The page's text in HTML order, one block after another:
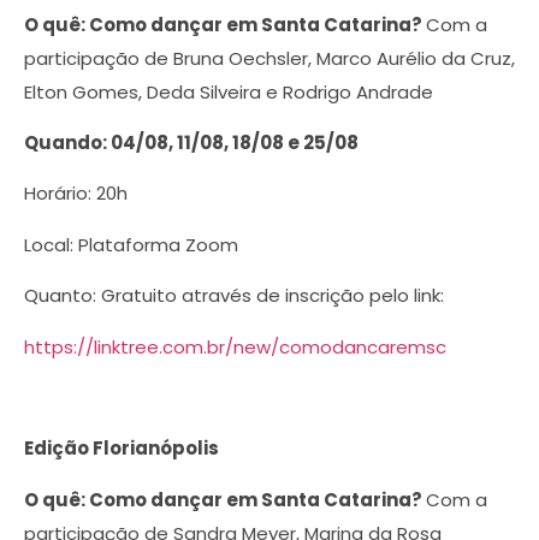
O quê: Como dançar em Santa Catarina?Com a
participação de Bruna Oechsler, Marco Aurélio da Cruz,
Elton Gomes, Deda Silveira e Rodrigo Andrade
Quando: 04/08, 11/08, 18/08 e 25/08
Horário: 20h
Local: Plataforma Zoom
Quanto: Gratuito através de inscrição pelo link:
https://linktree.com.br/new/comodancaremsc
Edição Florianópolis
O quê: Como dançar em Santa Catarina?Com a
participação de Sandra Meyer, Marina da Rosa